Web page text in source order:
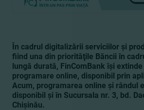
În cadrul digitalizării serviciilor şi
fiind una din priorităţile Băncii în
lungă durată, FinComBank îşi
programare online, disponibil prin
Acum, programarea online şi rândul
disponibil şi în Sucursala nr. 3, bd.
Chişinău.